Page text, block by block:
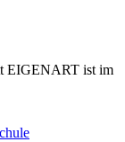
EIGENART ist im